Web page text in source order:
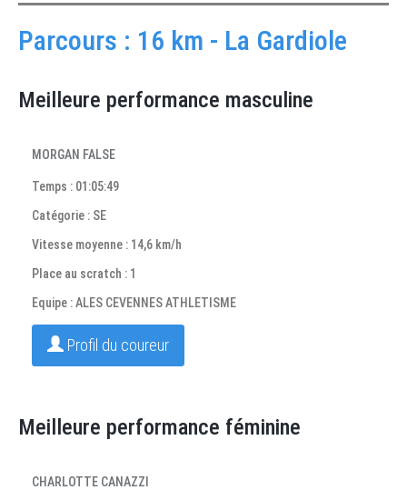
Parcours : 16 km - La Gardiole
Meilleure performance masculine
MORGAN FALSE
Temps : 01:05:49
Catégorie : SE
Vitesse moyenne : 14,6 km/h
Place au scratch : 1
Equipe : ALES CEVENNES ATHLETISME
Profil du coureur
Meilleure performance féminine
CHARLOTTE CANAZZI